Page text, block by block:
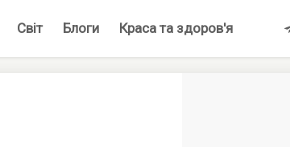
Світ Блоги Краса та здоров'я